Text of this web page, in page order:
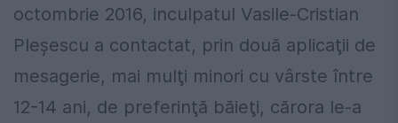
octombrie 2016, inculpatul Vasile-Cristian
Pleşescu a contactat, prin două aplicaţii de
mesagerie, mai mulţi minori cu vârste între
12-14 ani, de preferinţă băieţi, cărora le-a